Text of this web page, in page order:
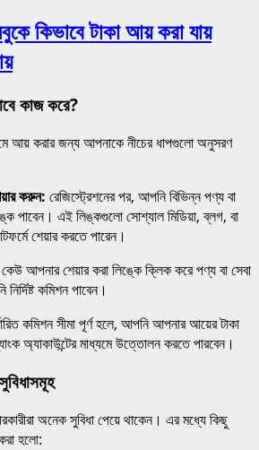
কিভাবে টাকা আয় করা যায়
কাজ করে?
আয় করার জন্য আপনাকে নীচের ধাপগুলো অনুসরণ
করুন: রেজিস্ট্রেশনের পর, আপনি বিভিন্ন পণ্য বা
পাবেন। এই লিঙ্কগুলো সোশ্যাল মিডিয়া, ব্লগ, বা
শেয়ার করতে পারেন।
আপনার শেয়ার করা লিঙ্কে ক্লিক করে পণ্য বা সেবা
কমিশন পাবেন।
কমিশন সীমা পূর্ণ হলে, আপনি আপনার আয়ের টাকা
অ্যাকাউন্টের মাধ্যমে উত্তোলন করতে পারবেন।
অনেক সুবিধা পেয়ে থাকেন। এর মধ্যে কিছু
হলো: